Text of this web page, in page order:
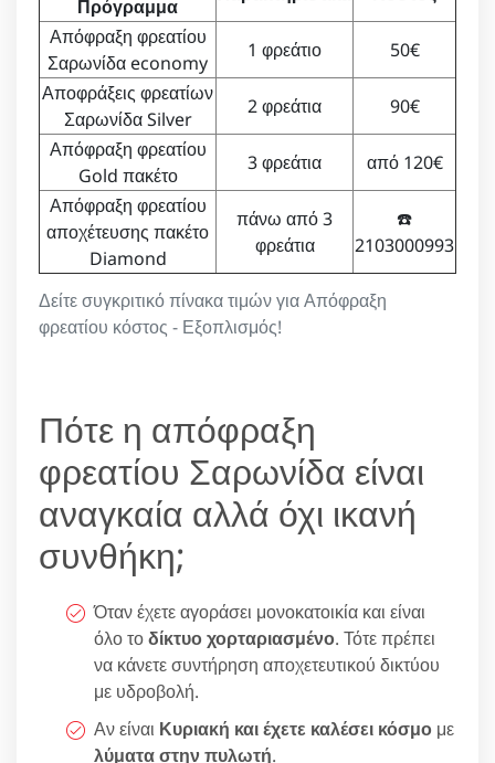
Δείτε συγκριτικό πίνακα τιμών για Απόφραξη
φρεατίου κόστος - Εξοπλισμός!
Πρόγραμμα
Απόφραξη φρεατίου
Σαρωνίδα economy
1 φρεάτιο
50€
Αποφράξεις φρεατίων
Σαρωνίδα Silver
2 φρεάτια
90€
Απόφραξη φρεατίου
Gold πακέτο
3 φρεάτια
από 120€
Απόφραξη φρεατίου
αποχέτευσης πακέτο
Diamond
πάνω από 3
φρεάτια
☎️
2103000993
Πότε η απόφραξη
φρεατίου Σαρωνίδα είναι
αναγκαία αλλά όχι ικανή
συνθήκη;
Όταν έχετε αγοράσει μονοκατοικία και είναι
όλο τοδίκτυο χορταριασμένο. Τότε πρέπει
να κάνετε συντήρηση αποχετευτικού δικτύου
με υδροβολή.
Αν είναι Κυριακή και έχετε καλέσει κόσμο με
λύματα στην πυλωτή.